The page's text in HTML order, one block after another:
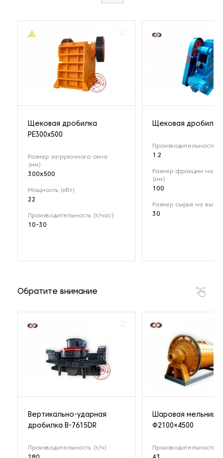
Щековая дробилка
РЕ300x500
Размер загрузочного окна
(мм)
300x500
Мощность (кВт)
22
Производительность (т/час)
10-30
Щековая дробилка
Производительность
1.2
Размер фракции на
(мм)
100
Размер сырья на
30
Обратите внимание
Вертикально-ударная
дробилка B-7615DR
Производительность (т/ч)
Шаровая мельница
Ф2100×4500
Производительность